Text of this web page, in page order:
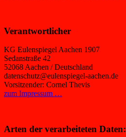
Verantwortlicher
KG Eulenspiegel Aachen 1907
Sedanstraße 42
52068 Aachen / Deutschland
datenschutz@eulenspiegel-aachen.de
Vorsitzender: Cornel Thevis
zum Impressum …
Arten der verarbeiteten Daten: